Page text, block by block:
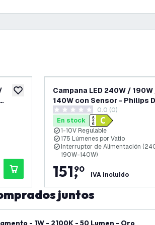
añadir a lista de deseos
-
Campana LED 240W /
140W con Sensor - Philips
120° - 175lm/W - 6500K -
Regulable - 5 años de
0 estrellas de puntuación
0.0 (0)
En stock
1-10V Regulable
175 Lúmenes por Vatio
Interruptor de Alimentación
190W-140W)
151,
90
IVA incluido
juntos
- 1W - 2100K - 50 Lumen - Oro